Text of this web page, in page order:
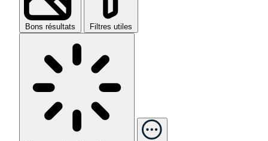
Bons résultats Filtres utiles